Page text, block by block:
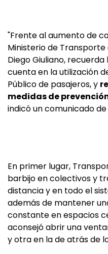
"Frente al aumento de
Ministerio de Transporte
Diego Giuliano,
cuenta en la utilización
Público de pasajeros, y
medidas de
indicó un comunicado
En primer lugar,
barbijo en colectivos y
distancia y en todo el
además de mantener
constante en espacios
aconsejó abrir una
y otra en la de atrás de